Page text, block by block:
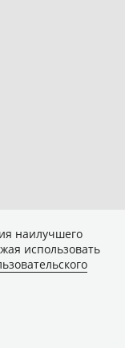
наилучшего
использовать